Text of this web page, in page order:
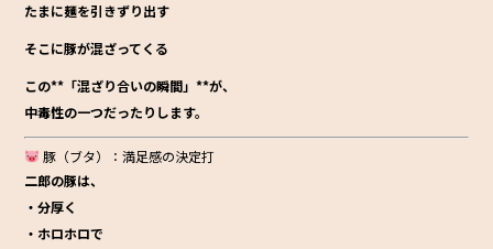
たまに麺を引きずり出す
そこに豚が混ざってくる
この**「混ざり合いの瞬間」**が、
中毒性の一つだったりします。
豚（ブタ）：満足感の決定打
二郎の豚は、
・分厚く
・ホロホロで